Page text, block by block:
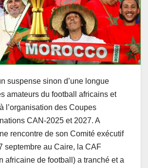
suspense sinon d’une longue
amateurs du football africains et
l’organisation des Coupes
CAN-2025 et 2027. A
rencontre de son Comité exécutif
septembre au Caire, la CAF
africaine de football) a tranché et a